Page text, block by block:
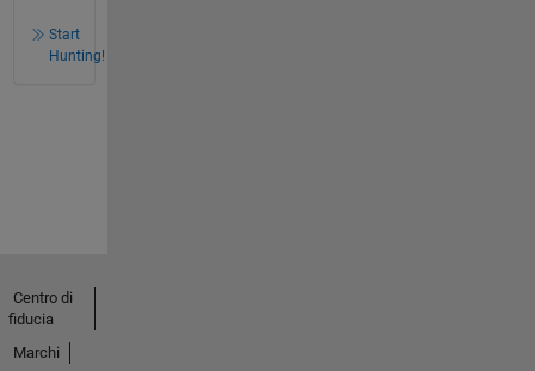
Start
Hunting!
Centro di
fiducia
Marchi